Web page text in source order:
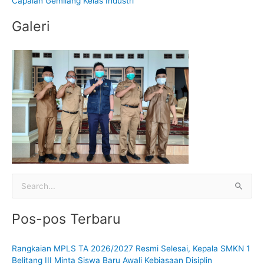
Galeri
u
Pos-pos Terbaru
Rangkaian MPLS TA 2026/2027 Resmi Selesai, Kepala SMKN 1
Belitang III Minta Siswa Baru Awali Kebiasaan Disiplin